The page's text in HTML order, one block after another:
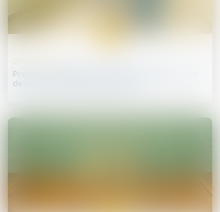
Pratiques frauduleuses dans les établissements
de santé : enquête de la DGCCRF
Droit de la santé